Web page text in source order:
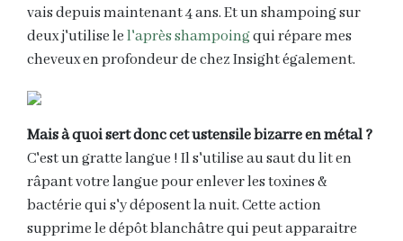
vais depuis maintenant 4 ans. Et un shampoing sur
deux j'utilise lel'après shampoingqui répare mes
cheveux en profondeur de chez Insight également.
Mais à quoi sert donc cet ustensile bizarre en métal ?
C'est un gratte langue ! Il s'utilise au saut du lit en
râpant votre langue pour enlever les toxines &
bactérie qui s'y déposent la nuit. Cette action
supprime le dépôt blanchâtre qui peut apparaitre